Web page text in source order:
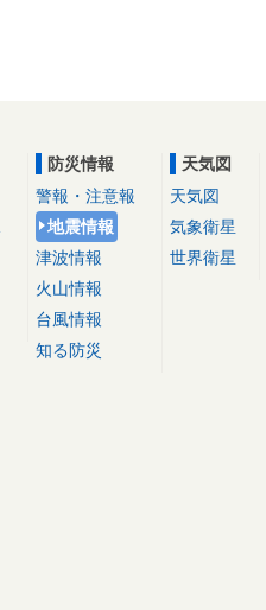
防災情報
警報・注意報
地震情報
津波情報
火山情報
台風情報
知る防災
天気図
天気図
気象衛星
世界衛星